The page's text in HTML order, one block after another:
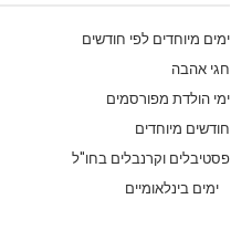
ימים מיוחדים לפי חודשים
חגי אהבה
ימי הולדת מפורסמים
חודשים מיוחדים
פסטיבלים וקרנבלים בחו"ל
ימים בינלאומיים